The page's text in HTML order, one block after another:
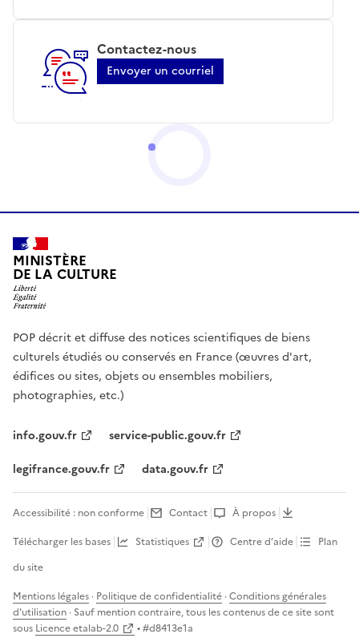
Contactez-nous
Envoyer un courriel
MINISTÈRE
DE LA CULTURE
POP décrit et diffuse des notices scientifiques de biens
culturels étudiés ou conservés en France (œuvres d'art,
édifices ou sites, objets ou ensembles mobiliers,
photographies, etc.)
info.gouv.fr
service-public.gouv.fr
legifrance.gouv.fr
data.gouv.fr
Accessibilité : non conforme Contact
À propos
Télécharger les bases
Statistiques Centre d’aide
Plan
du site
Mentions légales · Politique de confidentialité ·Conditions générales
d'utilisation · Sauf mention contraire, tous les contenus de ce site sont
sous Licence etalab-2.0 • #d8413e1a